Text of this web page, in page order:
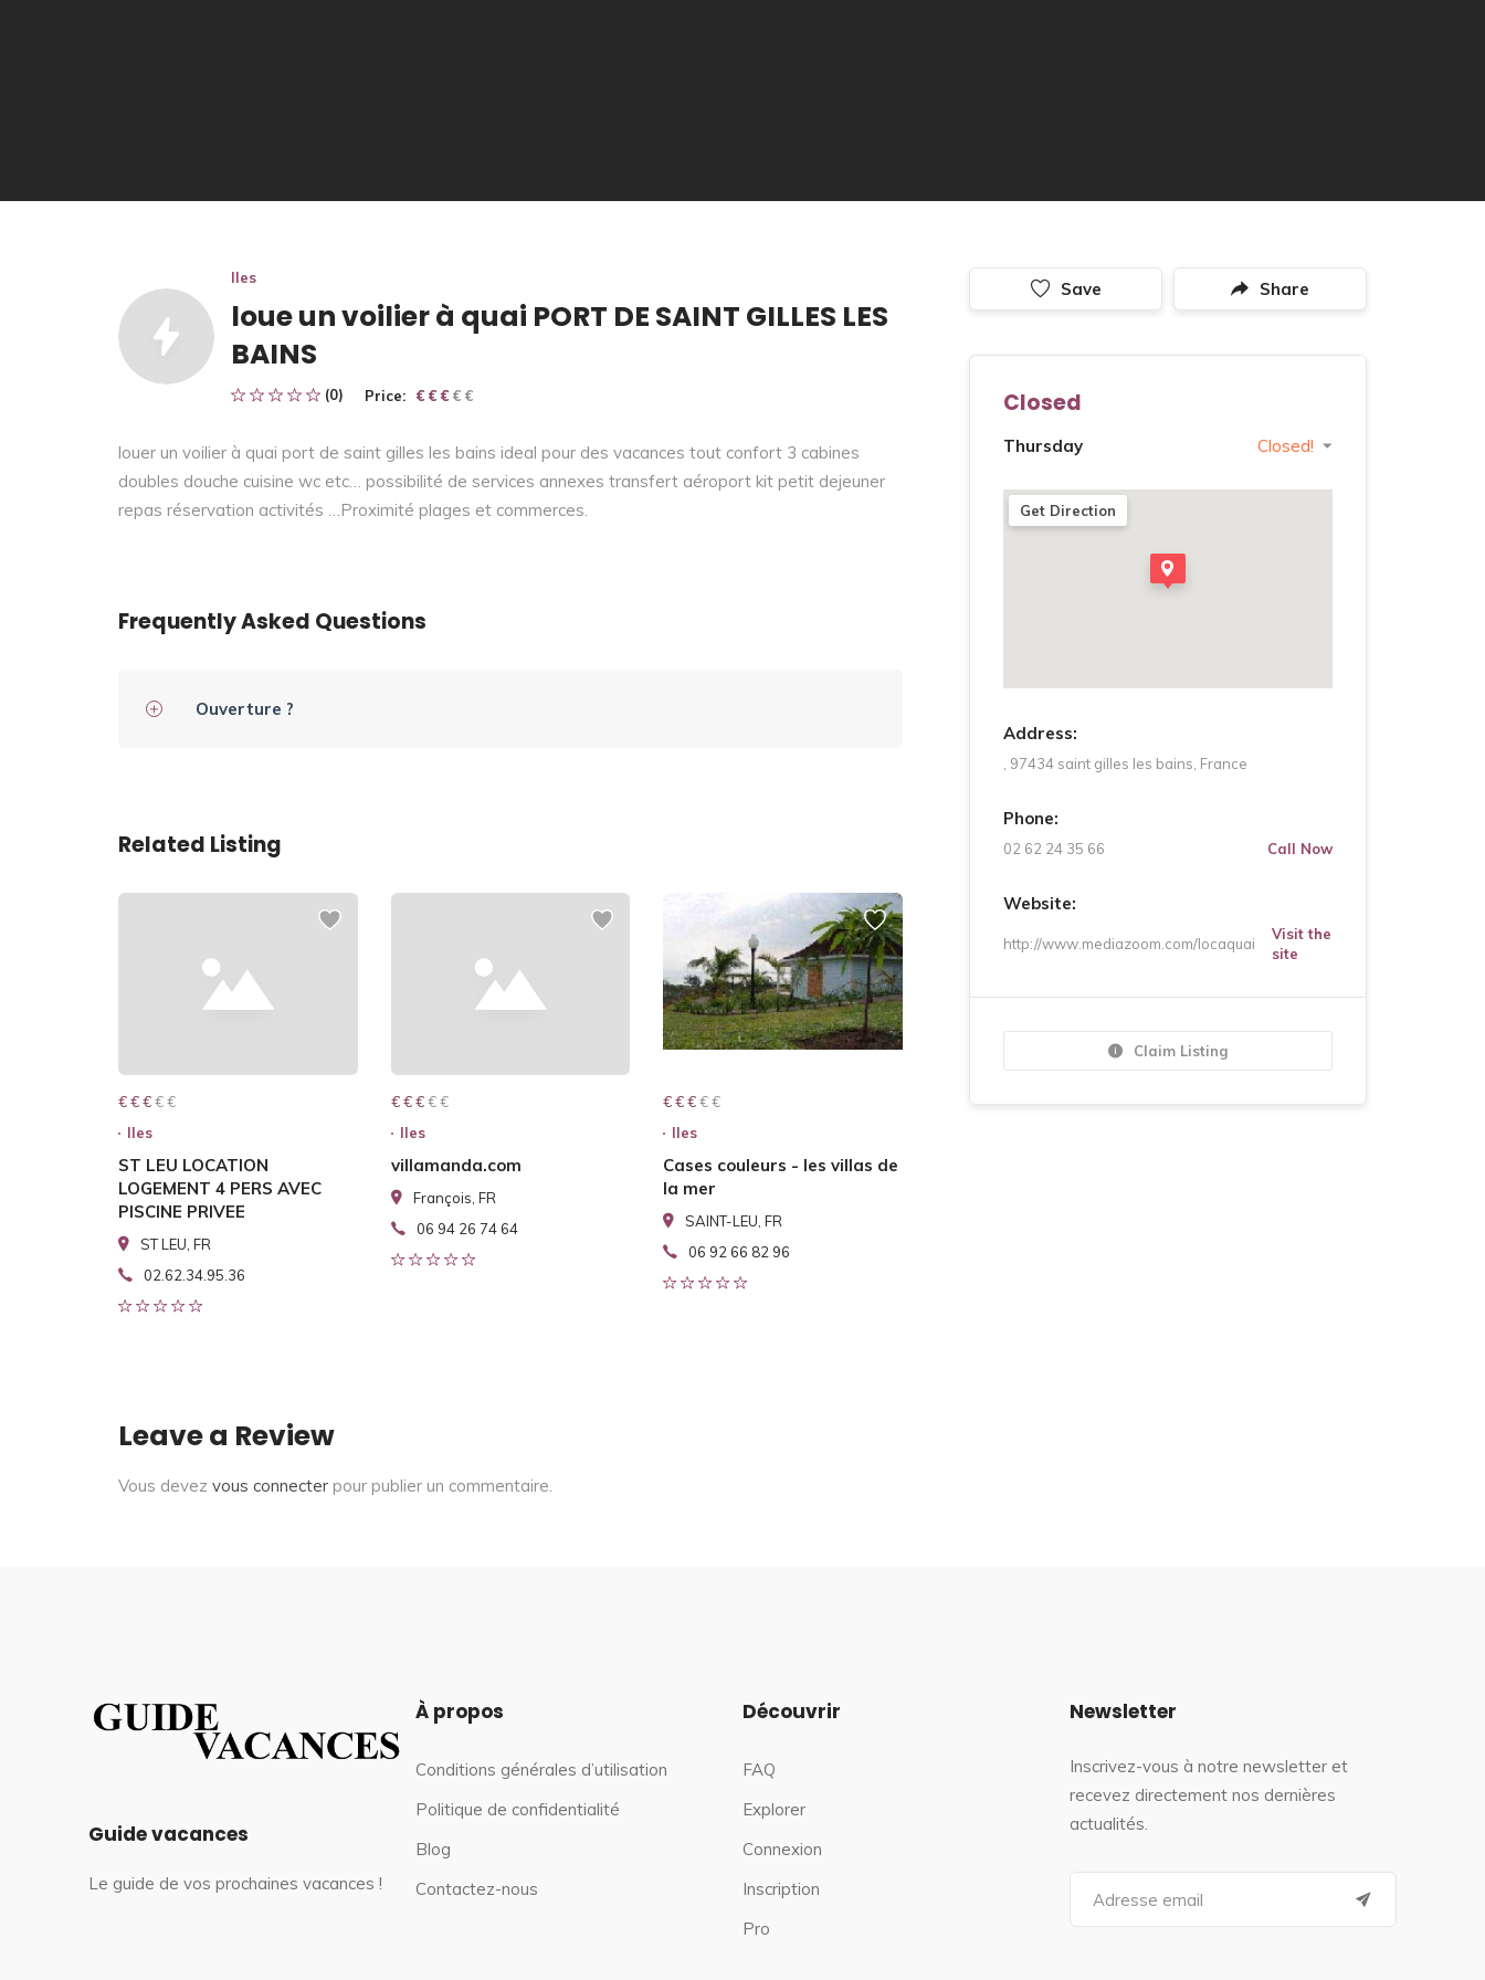
Iles
loue un voilier à quai PORT DE SAINT GILLES LES
BAINS
(0) Price: € € € € €
€ € €
louer un voilier à quai port de saint gilles les bains ideal pour des vacances tout confort 3 cabines
doubles douche cuisine wc etc… possibilité de services annexes transfert aéroport kit petit dejeuner
repas réservation activités …Proximité plages et commerces.
Frequently Asked Questions
Ouverture ?
Related Listing
€ € € € €
€ € €
Iles
ST LEU LOCATION
LOGEMENT 4 PERS AVEC
PISCINE PRIVEE
ST LEU, FR
02.62.34.95.36
€ € € € €
€ € €
Iles
villamanda.com
François, FR
06 94 26 74 64
€ € € € €
€ € €
Iles
Cases couleurs - les villas de
la mer
SAINT-LEU, FR
06 92 66 82 96
Leave a Review
Vous devez vous connecter pour publier un commentaire.
Save Share
Closed
Thursday Closed!
Get Direction
Address:
, 97434 saint gilles les bains, France
Phone:
02 62 24 35 66 Call Now
Website:
http://www.mediazoom.com/locaquai
Visit the
site
Claim Listing
Guide vacances
Le guide de vos prochaines vacances !
À propos
Conditions générales d’utilisation
Politique de confidentialité
Blog
Contactez-nous
Découvrir
FAQ
Explorer
Connexion
Inscription
Pro
Newsletter
Inscrivez-vous à notre newsletter et
recevez directement nos dernières
actualités.
a